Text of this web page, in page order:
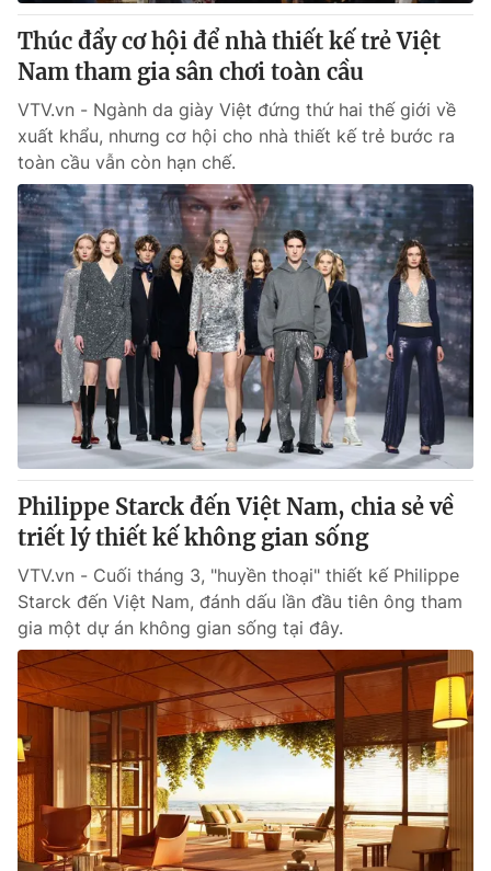
VTV9 VTV8
Liên hệ tòa soạn
THỜI BÁO VTV
Theo dõi báo trên
Cơ quan chủ quản:
Đài Truyền hình Việt Nam
Cơ quan báo chí:Thời báo VTV
Giấy phép hoạt động báo in và báo điện tử số 483/GP-BTTTT
cấp ngày 29/12/2023
Tổng Biên tập:Vũ Thanh Thủy
Phó Tổng Biên tập:Nguyễn Thị Mỹ Hạnh, Phạm Quốc Thắng,
Nguyễn Trọng Ninh
Tổng đài VTV:024.38 355 931 - 024.38 355 932
Ðiện thoại Thời báo VTV:
024.66 897 897
Email:toasoan@vtv.vn
Liên hệ quảng cáo:024-7300.7108
Thúc đẩy cơ hội để nhà thiết kế trẻ Việt
Nam tham gia sân chơi toàn cầu
VTV.vn - Ngành da giày Việt đứng thứ hai thế giới về
xuất khẩu, nhưng cơ hội cho nhà thiết kế trẻ bước ra
toàn cầu vẫn còn hạn chế.
Philippe Starck đến Việt Nam, chia sẻ về
triết lý thiết kế không gian sống
VTV.vn - Cuối tháng 3, "huyền thoại" thiết kế Philippe
Starck đến Việt Nam, đánh dấu lần đầu tiên ông tham
gia một dự án không gian sống tại đây.